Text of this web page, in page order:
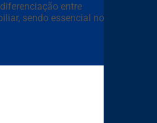
entre
sendo essencial no